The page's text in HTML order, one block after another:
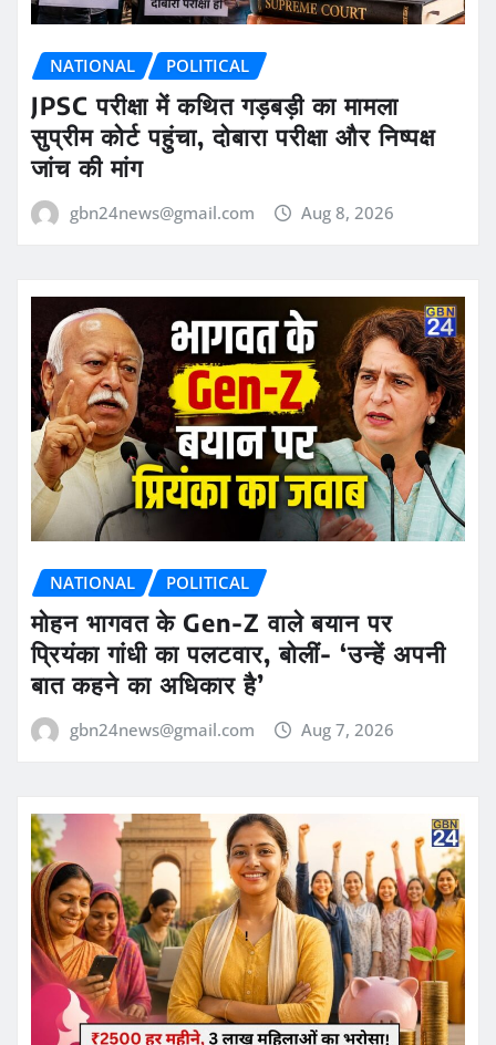
NATIONAL POLITICAL
JPSC परीक्षा में कथित गड़बड़ी का मामला
सुप्रीम कोर्ट पहुंचा, दोबारा परीक्षा और निष्पक्ष
जांच की मांग
gbn24news@gmail.com Aug 8, 2026
NATIONAL POLITICAL
मोहन भागवत के Gen-Z वाले बयान पर
प्रियंका गांधी का पलटवार, बोलीं- ‘उन्हें अपनी
बात कहने का अधिकार है’
gbn24news@gmail.com Aug 7, 2026